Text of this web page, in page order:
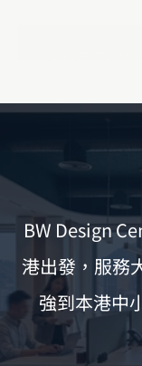
BW Design
港出發，服務
強到本港中